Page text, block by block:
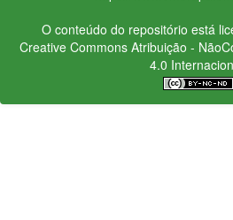
O conteúdo do repositório está
Creative CommonsAtribuição -
4.0